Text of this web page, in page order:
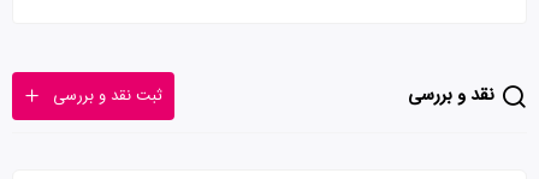
نقد و بررسی ثبت نقد و بررسی